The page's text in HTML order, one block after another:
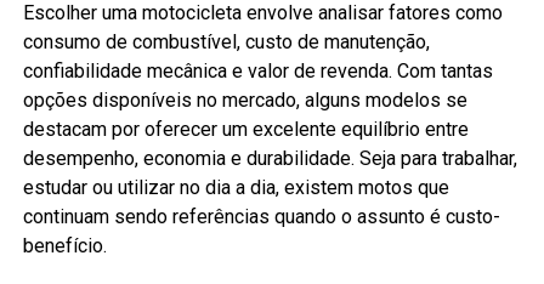
Escolher uma motocicleta envolve analisar fatores como
consumo de combustível, custo de manutenção,
confiabilidade mecânica e valor de revenda. Com tantas
opções disponíveis no mercado, alguns modelos se
destacam por oferecer um excelente equilíbrio entre
desempenho, economia e durabilidade. Seja para trabalhar,
estudar ou utilizar no dia a dia, existem motos que
continuam sendo referências quando o assunto é custo-
benefício.